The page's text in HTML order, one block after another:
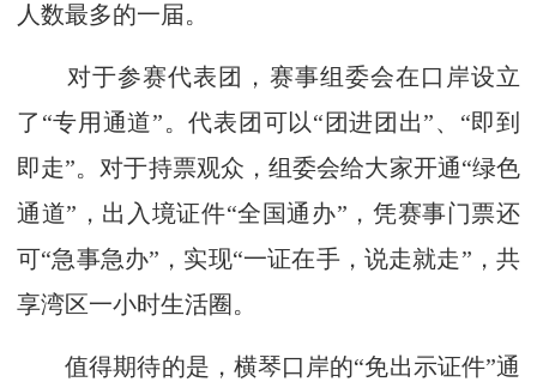
人数最多的一届。
对于参赛代表团，赛事组委会在口岸设立
了“专用通道”。代表团可以“团进团出”、“即到
即走”。对于持票观众，组委会给大家开通“绿色
通道”，出入境证件“全国通办”，凭赛事门票还
可“急事急办”，实现“一证在手，说走就走”，共
享湾区一小时生活圈。
值得期待的是，横琴口岸的“免出示证件”通